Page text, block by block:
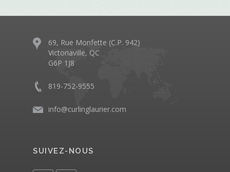
69, Rue Monfette (C.P. 942)
Victoriaville, QC
G6P 1J8
819-752-9555
info@curlinglaurier.com
SUIVEZ-NOUS